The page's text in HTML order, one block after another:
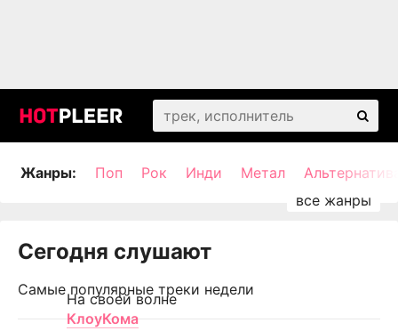
Жанры: Поп Рок Инди Метал
Сегодня слушают
Самые популярные треки недели
На своей волне
КлоуКома